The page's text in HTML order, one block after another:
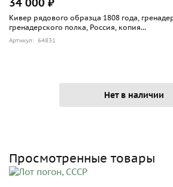
Кивер рядового образца 1808 года,
гренадерского полка, Россия, копия...
Артикул: 64831
Нет в наличии
Просмотренные товары